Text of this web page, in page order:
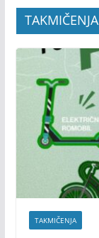
TAKMIČENJA
TAKMIČENJA